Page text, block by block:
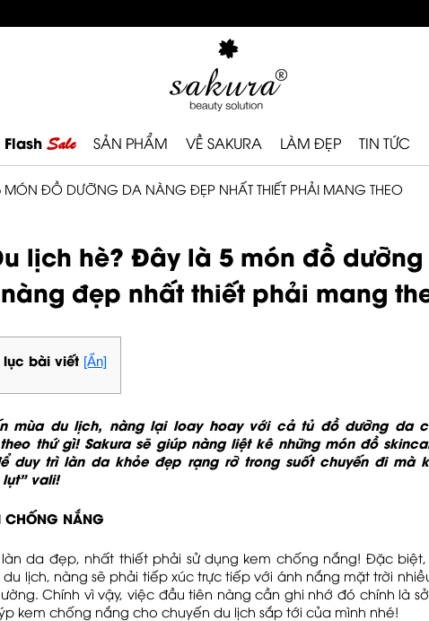
Flash Sale SẢN PHẨM VỀ SAKURA LÀM ĐẸP TIN TỨC
ĐỒ DƯỠNG DA NÀNG ĐẸP NHẤT THIẾT PHẢI MANG THEO
lịch hè? Đây là 5 món đồ
nàng đẹp nhất thiết phải mang
lục bài viết [Ẩn]
mùa du lịch, nàng lại loay hoay với cả tủ đồ dưỡng da
thứ gì! Sakura sẽ giúp nàng liệt kê những món đồ
duy trì làn da khỏe đẹp rạng rỡ trong suốt chuyến đi mà
vali!
CHỐNG NẮNG
da đẹp, nhất thiết phải sử dụng kem chống nắng! Đặc biệt,
lịch, nàng sẽ phải tiếp xúc trực tiếp với ánh nắng mặt trời
Chính vì vậy, việc đầu tiên nàng cần ghi nhớ đó chính là
kem chống nắng cho chuyến du lịch sắp tới của mình nhé!